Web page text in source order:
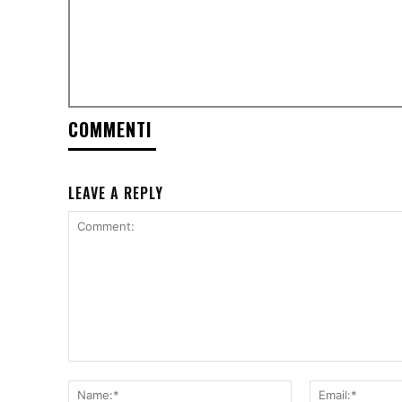
COMMENTI
LEAVE A REPLY
Name:*